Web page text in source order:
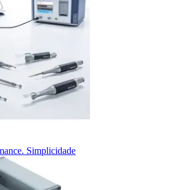
Simplicidade